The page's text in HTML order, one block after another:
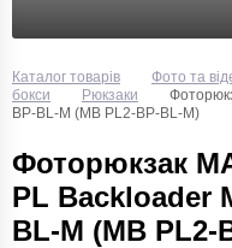
Каталог товарів Фото та
бокси
Рюкзаки
BP-BL-M (MB PL2-BP-BL-M)
Фоторюкзак
PL Backloader
BL-M (MB PL2-